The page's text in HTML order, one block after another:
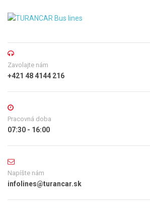
Zavolajte nám
+421 48 4144 216
Pracovná doba
07:30 - 16:00
Napíšte nám
infolines@turancar.sk